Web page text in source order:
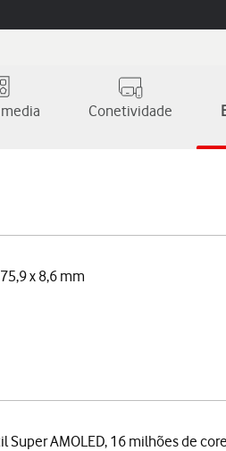
Conetividade
x 8,6 mm
Super AMOLED, 16 milhões de